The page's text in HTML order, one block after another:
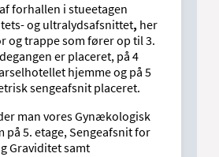
forhallen i stueetagen
og ultralydsafsnittet, her
og trappe som fører op til 3.
er placeret, på 4
hjemme og på 5
sengeafsnit placeret.
man vores Gynækologisk
5. etage, Sengeafsnit for
Graviditet samt